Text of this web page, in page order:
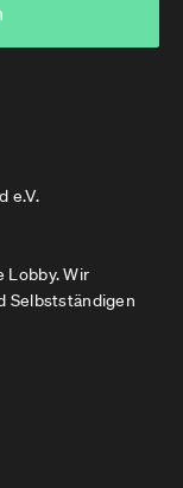
e.V.
Lobby. Wir
Selbstständigen